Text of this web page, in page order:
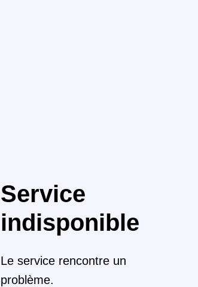
Service
indisponible
Le service rencontre un
problème.